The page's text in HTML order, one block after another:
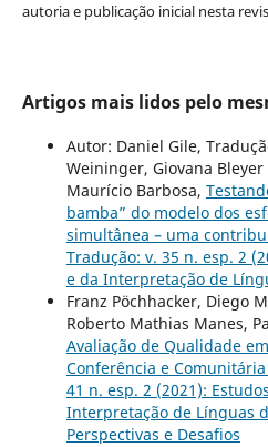
autoria e publicação inicial nesta
Artigos mais lidos pelo
Autor: Daniel Gile,
Weininger, Giovana
Maurício Barbosa,
bamba” do modelo dos
simultânea – uma
Tradução: v. 35 n. esp. 2
e da Interpretação de
Franz Pöchhacker, Diego
Roberto Mathias Manes,
Avaliação de Qualidade
Conferência e Comunitária
41 n. esp. 2 (2021):
Interpretação de Línguas
Perspectivas e Desafios